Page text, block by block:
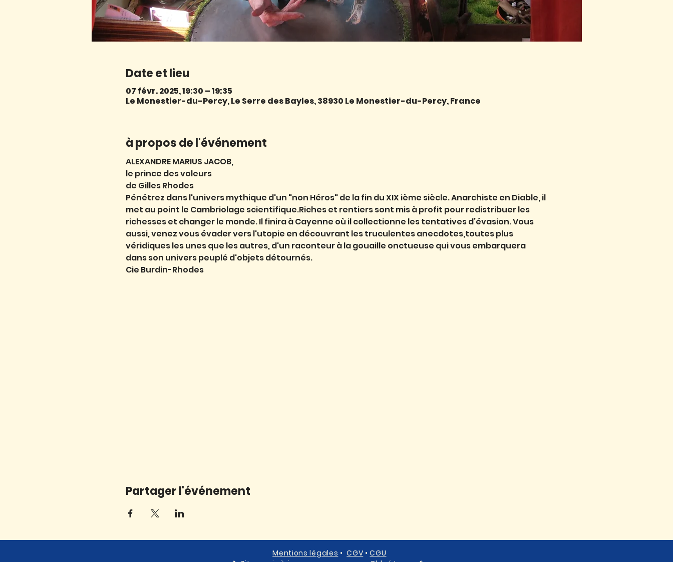
Date et lieu
07 févr. 2025, 19:30 – 19:35
Le Monestier-du-Percy, Le Serre des Bayles, 38930 Le Monestier-du-Percy, France
à propos de l'événement
ALEXANDRE MARIUS JACOB,
le prince des voleurs
de Gilles Rhodes
Pénétrez dans l'univers mythique d'un "non Héros" de la fin du XIX ième siècle. Anarchiste en Diable, il
met au point le Cambriolage scientifique.Riches et rentiers sont mis à profit pour redistribuer les
richesses et changer le monde. Il finira à Cayenne où il collectionne les tentatives d’évasion. Vous
aussi, venez vous évader vers l'utopie en découvrant les truculentes anecdotes,toutes plus
véridiques les unes que les autres, d'un raconteur à la gouaille onctueuse qui vous embarquera
dans son univers peuplé d'objets détournés.
Cie Burdin-Rhodes
Partager l'événement
Mentions légales •CGV •CGU